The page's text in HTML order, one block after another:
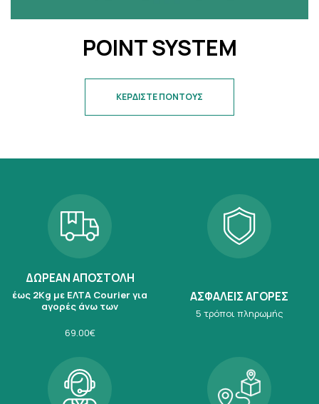
POINT SYSTEM
ΚΕΡΔΙΣΤΕ ΠΟΝΤΟΥΣ
ΔΩΡΕΑΝ ΑΠΟΣΤΟΛΗ
έως 2Kg με ΕΛΤΑ Courier για
αγορές άνω των
69.00€
ΑΣΦΑΛΕΙΣ ΑΓΟΡΕΣ
5 τρόποι πληρωμής